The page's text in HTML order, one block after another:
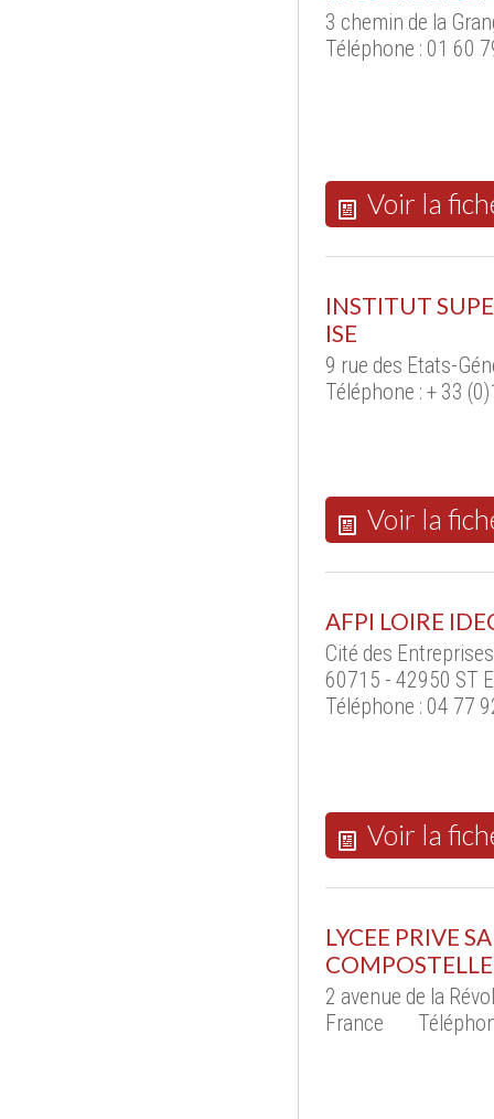
3 chemin de la
Téléphone : 01 60
Voir la
INSTITUT
ISE
9 rue des Etats-
Téléphone : + 33
Voir la
AFPI LOIRE
Cité des
60715 - 42950 ST
Téléphone : 04 77
Voir la
LYCEE PRIVE
COMPOSTELLE
2 avenue de la
France